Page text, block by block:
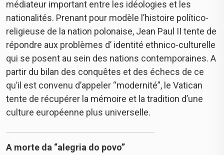
médiateur important entre les idéologies et les
nationalités. Prenant pour modèle l’histoire político-
religieuse de la nation polonaise, Jean Paul II tente de
répondre aux problèmes d’ identité ethnico-culturelle
qui se posent au sein des nations contemporaines. A
partir du bilan des conquêtes et des échecs de ce
qu’il est convenu d’appeler “modernité”, le Vatican
tente de récupérer la mémoire et la tradition d’une
culture européenne plus universelle.
A morte da “alegria do povo”